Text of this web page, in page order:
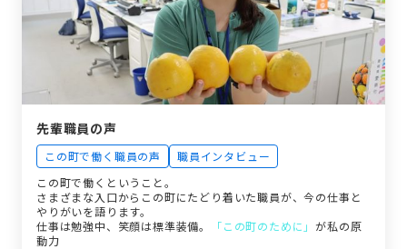
先輩職員の声
この町で働く職員の声
職員インタビュー
この町で働くということ。
さまざまな入口からこの町にたどり着いた職員が、今の仕事と
やりがいを語ります。
仕事は勉強中、笑顔は標準装備。
「この町のために」が私の原
動力